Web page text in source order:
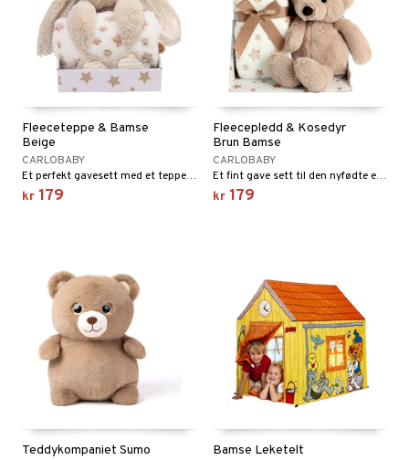
Fleeceteppe & Bamse
Beige
CARLOBABY
Et perfekt gavesett med et teppe og en myk, søt kanin.
kr 179
Fleecepledd & Kosedyr
Brun Bamse
CARLOBABY
Et fint gave sett til den nyfødte eller som dåpsgave.
kr 179
Teddykompaniet Sumo
Bamse Leketelt